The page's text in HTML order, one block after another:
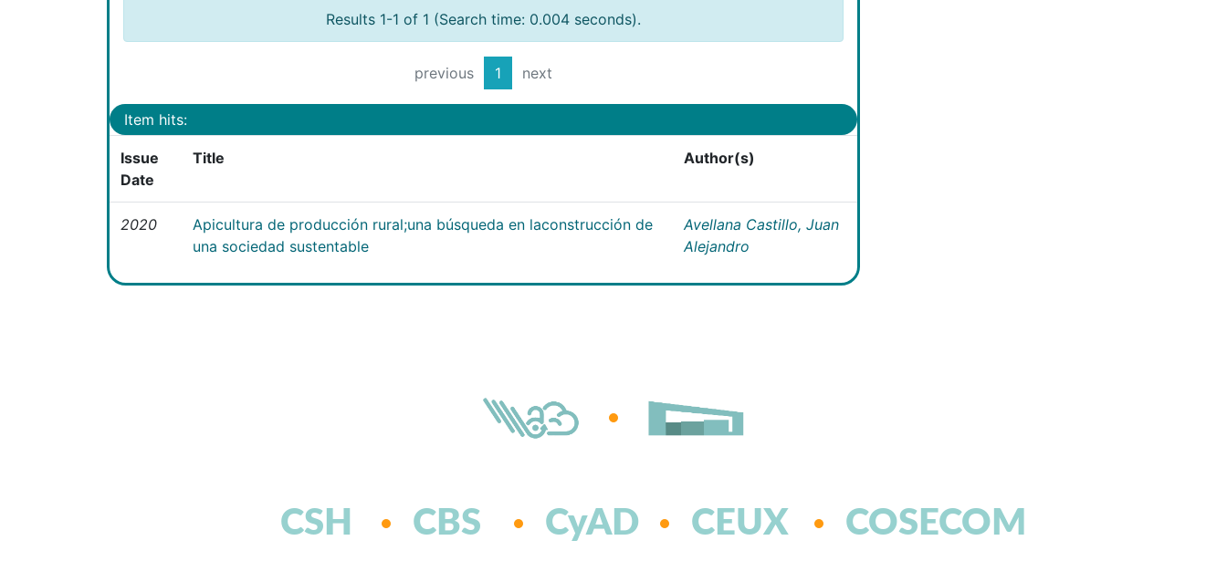
Results 1-1 of 1 (Search time: 0.004 seconds).
previous 1 next
Item hits:
Issue
Date
Title Author(s)
2020
Apicultura de producción rural;una búsqueda en laconstrucción de
una sociedad sustentable
Avellana Castillo, Juan
Alejandro
CSH CBS CyAD CEUX COSECOM